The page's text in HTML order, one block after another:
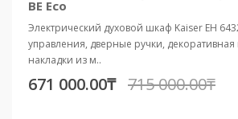
BE Eco
Электрический духовой шкаф Kaiser EH
управления, дверные ручки,
накладки из м..
671 000.00₸ 715 000.00₸